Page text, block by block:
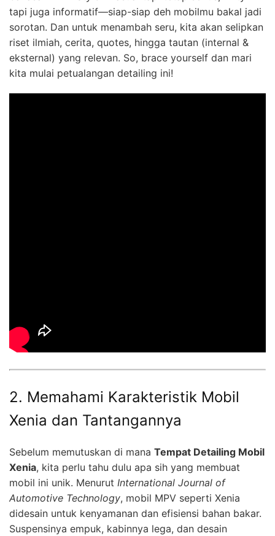
tapi juga informatif—siap-siap deh mobilmu bakal jadi
sorotan. Dan untuk menambah seru, kita akan selipkan
riset ilmiah, cerita, quotes, hingga tautan (internal &
eksternal) yang relevan. So, brace yourself dan mari
kita mulai petualangan detailing ini!
2. Memahami Karakteristik Mobil
Xenia dan Tantangannya
Sebelum memutuskan di mana Tempat Detailing Mobil
Xenia, kita perlu tahu dulu apa sih yang membuat
mobil ini unik. Menurut International Journal of
Automotive Technology, mobil MPV seperti Xenia
didesain untuk kenyamanan dan efisiensi bahan bakar.
Suspensinya empuk, kabinnya lega, dan desain